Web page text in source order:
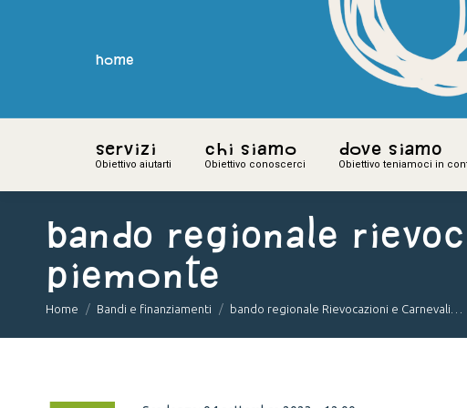
home
Servizi
Obiettivo aiutarti
Chi siamo
Obiettivo conoscerci
Dove siamo
Obiettivo teniamoci in
bando regionale
Piemonte
You are here:
Home Bandi e finanziamenti bando regionale Rievocazioni e Carnevali…
home
Servizi
Obiettivo aiutarti
Chi siamo
Obiettivo conoscerci
Dove siamo
Obiettivo teniamoci in